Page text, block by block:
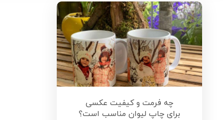
چه فرمت و کیفیت عکسی
برای چاپ لیوان مناسب است؟